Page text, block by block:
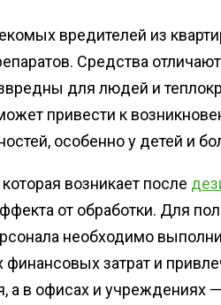
вредителей из
Средства
для людей и
привести к
особенно у детей и
возникает после
от обработки. Для
необходимо
финансовых затрат и
а в офисах и учреждениях